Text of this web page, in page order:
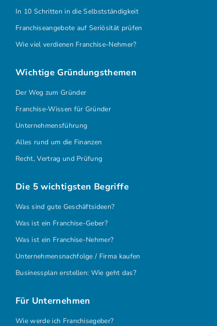
In 10 Schritten in die Selbstständigkeit
Franchiseangebote auf Seriösität prüfen
Wie viel verdienen Franchise-Nehmer?
Wichtige Gründungsthemen
Der Weg zum Gründer
Franchise-Wissen für Gründer
Unternehmensführung
Alles rund um die Finanzen
Recht, Vertrag und Prüfung
Die 5 wichtigsten Begriffe
Was sind gute Geschäftsideen?
Was ist ein Franchise-Geber?
Was ist ein Franchise-Nehmer?
Unternehmensnachfolge / Firma kaufen
Businessplan erstellen: Wie geht das?
Für Unternehmen
Wie werde ich Franchisegeber?